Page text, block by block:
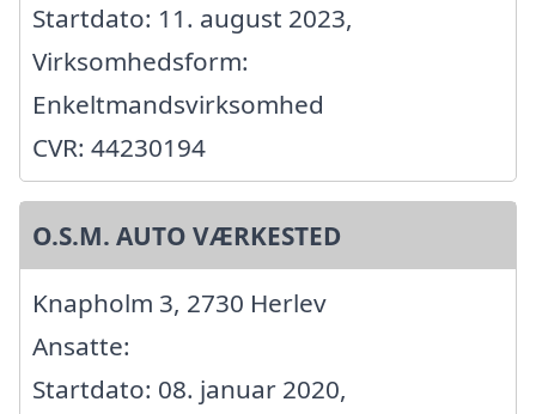
Startdato: 11. august 2023,
Virksomhedsform:
Enkeltmandsvirksomhed
CVR: 44230194
O.S.M. AUTO VÆRKESTED
Knapholm 3, 2730 Herlev
Ansatte:
Startdato: 08. januar 2020,